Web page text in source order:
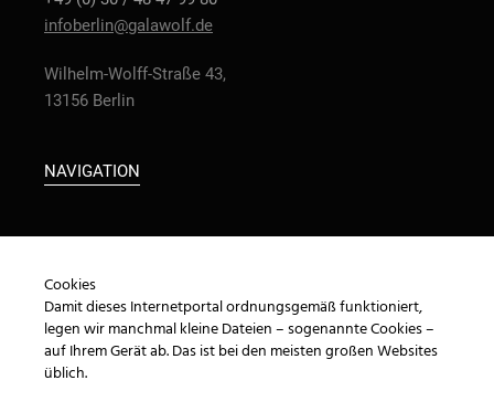
infoberlin@galawolf.de
Wilhelm-Wolff-Straße 43,
13156 Berlin
NAVIGATION
KONTAKT
IMPRESSUM
DATENSCHUTZ
Cookies
Damit dieses Internetportal ordnungsgemäß funktioniert,
legen wir manchmal kleine Dateien – sogenannte Cookies –
auf Ihrem Gerät ab. Das ist bei den meisten großen Websites
üblich.